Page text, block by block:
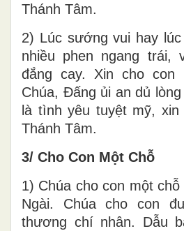
Thánh Tâm.
2) Lúc sướng vui hay
nhiều phen ngang trái,
đắng cay. Xin cho con
Chúa, Đấng ủi an dủ
là tình yêu tuyệt mỹ,
Thánh Tâm.
3/ Cho Con Một Chỗ
1) Chúa cho con một
Ngài. Chúa cho con
thương chí nhân. Dẫu